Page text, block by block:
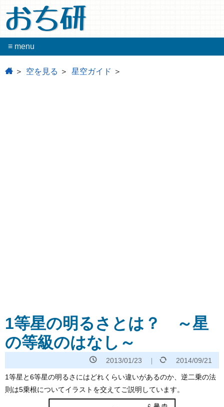
おち研
≡ menu
home 空を見る 星空ガイド
1等星の明るさとは？ ～星
の等級のはなし～
2013/01/23 2014/09/21
1等星と6等星の明るさにはどれくらい違いがあるのか、逆二乗の法
則は5乗根についてイラストを交えてご説明しています。